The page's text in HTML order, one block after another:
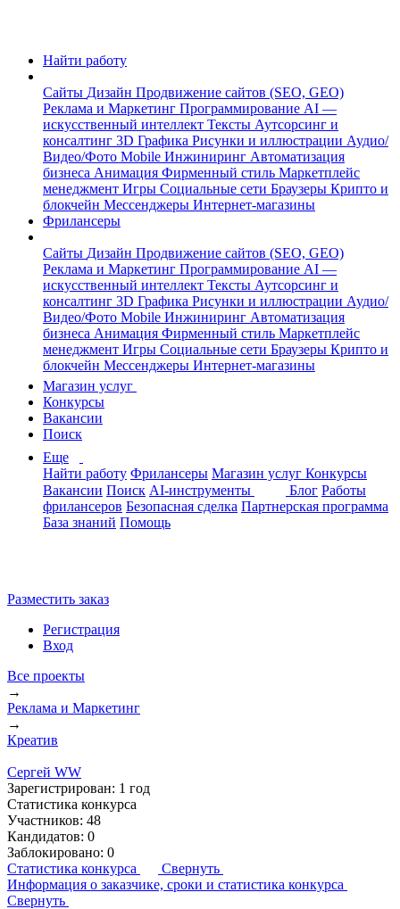
Найти работу
Сайты Дизайн Продвижение сайтов (SEO, GEO)
Реклама и Маркетинг Программирование AI —
искусственный интеллект Тексты Аутсорсинг и
консалтинг 3D Графика Рисунки и иллюстрации Аудио/
Видео/Фото Mobile Инжиниринг Автоматизация
бизнеса Анимация Фирменный стиль Маркетплейс
менеджмент Игры Социальные сети Браузеры Крипто и
блокчейн Мессенджеры Интернет-магазины
Фрилансеры
Сайты Дизайн Продвижение сайтов (SEO, GEO)
Реклама и Маркетинг Программирование AI —
искусственный интеллект Тексты Аутсорсинг и
консалтинг 3D Графика Рисунки и иллюстрации Аудио/
Видео/Фото Mobile Инжиниринг Автоматизация
бизнеса Анимация Фирменный стиль Маркетплейс
менеджмент Игры Социальные сети Браузеры Крипто и
блокчейн Мессенджеры Интернет-магазины
Магазин услуг
Конкурсы
Вакансии
Поиск
Еще
Найти работу Фрилансеры Магазин услуг Конкурсы
Вакансии Поиск AI-инструменты Блог Работы
фрилансеров Безопасная сделка Партнерская программа
База знаний Помощь
Разместить заказ
Регистрация
Вход
Все проекты
→
Реклама и Маркетинг
→
Креатив
Сергей WW
Зарегистрирован: 1 год
Статистика конкурса
Участников: 48
Кандидатов: 0
Заблокировано: 0
Статистика конкурса
Свернуть
Информация о заказчике, сроки и статистика конкурса
Свернуть